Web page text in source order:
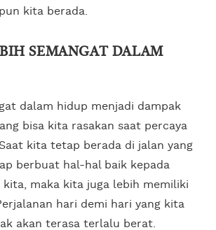
kita berada.
SEMANGAT DALAM
dalam hidup menjadi dampak
bisa kita rasakan saat percaya
kita tetap berada di jalan yang
berbuat hal-hal baik kepada
maka kita juga lebih memiliki
hari demi hari yang kita
akan terasa terlalu berat.